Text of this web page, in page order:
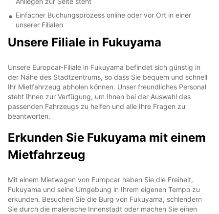
Einfacher Buchungsprozess online oder vor Ort in einer
unserer Filialen
Unsere Filiale in Fukuyama
Unsere Europcar-Filiale in Fukuyama befindet sich günstig in
der Nähe des Stadtzentrums, so dass Sie bequem und schnell
Ihr Mietfahrzeug abholen können. Unser freundliches Personal
steht Ihnen zur Verfügung, um Ihnen bei der Auswahl des
passenden Fahrzeugs zu helfen und alle Ihre Fragen zu
beantworten.
Erkunden Sie Fukuyama mit einem
Mietfahrzeug
Mit einem Mietwagen von Europcar haben Sie die Freiheit,
Fukuyama und seine Umgebung in Ihrem eigenen Tempo zu
erkunden. Besuchen Sie die Burg von Fukuyama, schlendern
Sie durch die malerische Innenstadt oder machen Sie einen